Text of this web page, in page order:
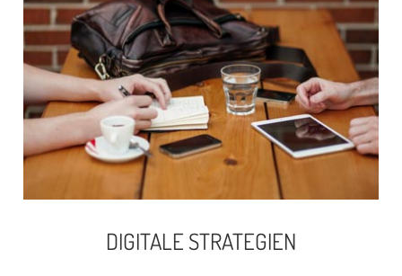
DIGITALE STRATEGIEN